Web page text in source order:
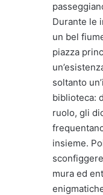
Durante le
un bel
piazza
soltanto
biblioteca:
ruolo, gli
insieme.
mura ed